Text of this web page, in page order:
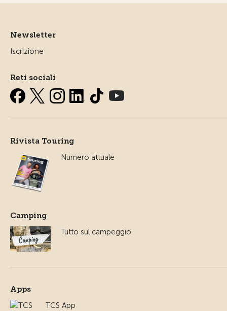
Newsletter
Iscrizione
Reti sociali
Rivista Touring
Numero attuale
Camping
Tutto sul campeggio
Apps
TCS App